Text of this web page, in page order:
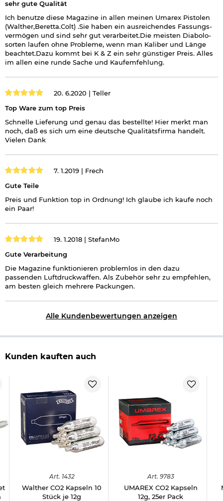
sehr gute Qualität
Ich benutze diese Magazine in allen meinen Umarex Pistolen
(Walther,Beretta.Colt) .Sie haben ein ausreichendes Fassungs-
vermögen und sind sehr gut verarbeitet.Die meisten Diabolo-
sorten laufen ohne Probleme, wenn man Kaliber und Länge
beachtet.Dazu kommt bei K & Z ein sehr günstiger Preis. Alles
im allen eine runde Sache und Kaufemfehlung.
20. 6.2020 | Teller
Top Ware zum top Preis
Schnelle Lieferung und genau das bestellte! Hier merkt man
noch, daß es sich um eine deutsche Qualitätsfirma handelt.
Vielen Dank
7. 1.2019 | Frech
Gute Teile
Preis und Funktion top in Ordnung! Ich glaube ich kaufe noch
ein Paar!
19. 1.2018 | StefanMo
Gute Verarbeitung
Die Magazine funktionieren problemlos in den dazu
passenden Luftdruckwaffen. Als Zubehör sehr zu empfehlen,
am besten gleich mehrere Packungen.
Alle Kundenbewertungen anzeigen
Kunden kauften auch
Art. 1432
Walther CO2 Kapseln 10
Stück je 12g
Art. 9783
UMAREX CO2 Kapseln
12g, 25er Pack